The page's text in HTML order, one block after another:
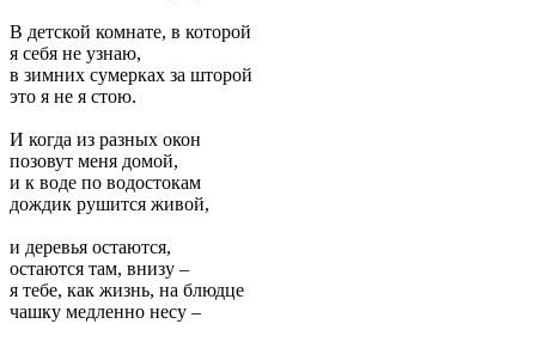
В детской комнате, в которой
я себя не узнаю,
в зимних сумерках за шторой
это я не я стою.
И когда из разных окон
позовут меня домой,
и к воде по водостокам
дождик рушится живой,
и деревья остаются,
остаются там, внизу –
я тебе, как жизнь, на блюдце
чашку медленно несу –